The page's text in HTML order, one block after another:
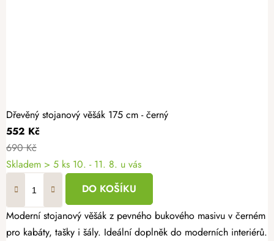
Dřevěný stojanový věšák 175 cm - černý
552 Kč
690 Kč
Skladem > 5 ks 10. - 11. 8. u vás
DO KOŠÍKU
Moderní stojanový věšák z pevného bukového masivu v
pro kabáty, tašky i šály. Ideální doplněk do moderních interiérů.